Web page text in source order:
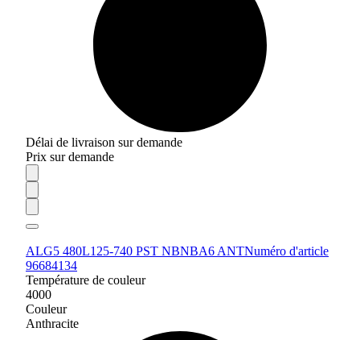
Délai de livraison sur demande
Prix sur demande
ALG5 480L125-740 PST NBNBA6 ANTNuméro d'article
96684134
Température de couleur
4000
Couleur
Anthracite